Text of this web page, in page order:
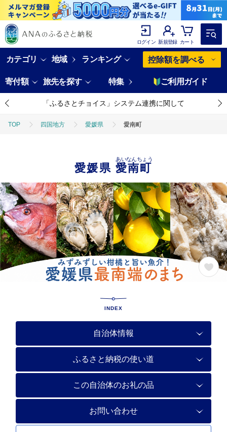
ログイン 新規登録 カート
カテゴリ 地域 ランキング 控除額を調べる
寄付額 旅先を探す 特集 ご利用ガイド
「ふるさとチョイス」システム連携に関して
TOP 四国地方 愛媛県 愛南町
愛媛県愛南町
あいなんちょう
INDEX
自治体情報
ふるさと納税の使い道
この自治体のお礼の品
お問い合わせ